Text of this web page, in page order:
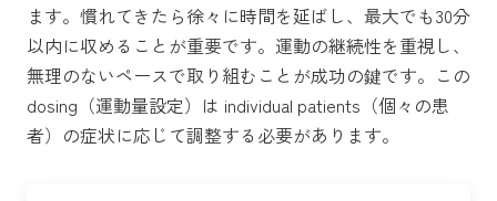
ます。慣れてきたら徐々に時間を延ばし、最大でも30分
以内に収めることが重要です。運動の継続性を重視し、
無理のないペースで取り組むことが成功の鍵です。この
dosing（運動量設定）は individual patients（個々の患
者）の症状に応じて調整する必要があります。